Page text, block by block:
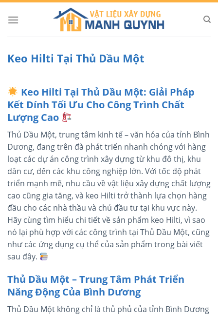
Skip
Keo Hilti Tại Thủ Dầu Một
Keo Hilti Tại Thủ Dầu Một: Giải Pháp
Kết Dính Tối Ưu Cho Công Trình Chất
Lượng Cao
Thủ Dầu Một, trung tâm kinh tế – văn hóa của tỉnh Bình
Dương, đang trên đà phát triển nhanh chóng với hàng
loạt các dự án công trình xây dựng từ khu đô thị, khu
dân cư, đến các khu công nghiệp lớn. Với tốc độ phát
triển mạnh mẽ, nhu cầu về vật liệu xây dựng chất lượng
cao cũng gia tăng, và keo Hilti trở thành lựa chọn hàng
đầu cho các nhà thầu và chủ đầu tư tại khu vực này.
Hãy cùng tìm hiểu chi tiết về sản phẩm keo Hilti, vì sao
nó lại phù hợp với các công trình tại Thủ Dầu Một, cũng
như các ứng dụng cụ thể của sản phẩm trong bài viết
sau đây.
Thủ Dầu Một – Trung Tâm Phát Triển
Năng Động Của Bình Dương
Thủ Dầu Một không chỉ là thủ phủ của tỉnh Bình Dương